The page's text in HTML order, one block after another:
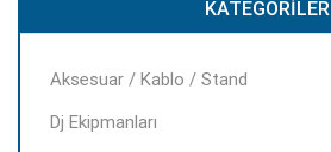
KATEGORILER
Aksesuar / Kablo / Stand
Dj Ekipmanları